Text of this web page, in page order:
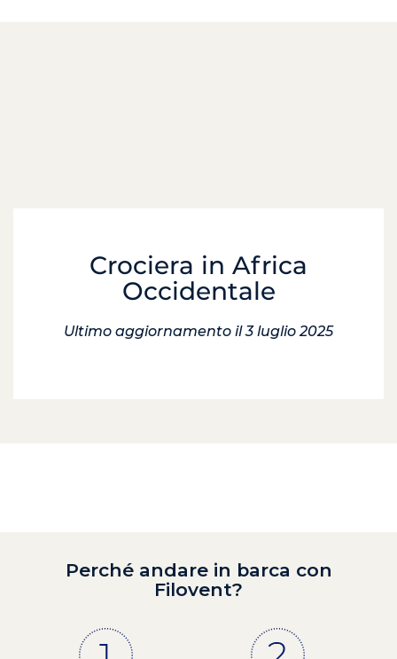
Crociera in Africa
Occidentale
Ultimo aggiornamento il 3 luglio 2025
Perché andare in barca con
Filovent?